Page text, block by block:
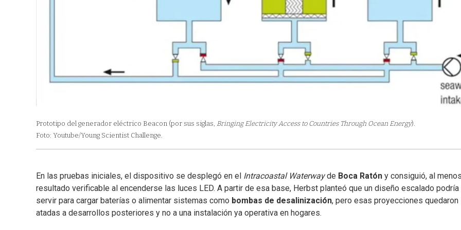
Prototipo del generador eléctrico Beacon (por sus siglas, Bringing Electricity Access to Countries Through Ocean Energy).
Foto: Youtube/Young Scientist Challenge.
En las pruebas iniciales, el dispositivo se desplegó en el Intracoastal Waterwayde Boca Ratón y consiguió, al
resultado verificable al encenderse las luces LED. A partir de esa base, Herbst planteó que un diseño escalado podría
servir para cargar baterías o alimentar sistemas como bombas de desalinización, pero esas proyecciones quedaron
atadas a desarrollos posteriores y no a una instalación ya operativa en hogares.